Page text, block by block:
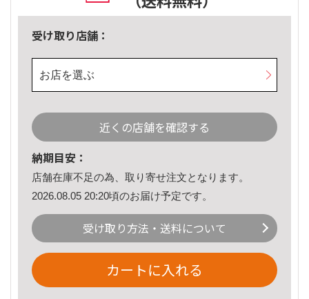
受け取り店舗：
お店を選ぶ
近くの店舗を確認する
納期目安：
店舗在庫不足の為、取り寄せ注文となります。
2026.08.05 20:20頃のお届け予定です。
受け取り方法・送料について
カートに入れる